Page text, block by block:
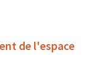
de l'espace